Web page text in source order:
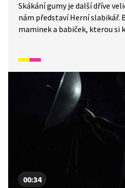
Skákání gumy je další dříve
nám představí Herní slabikář.
maminek a babiček, kterou si
00:34